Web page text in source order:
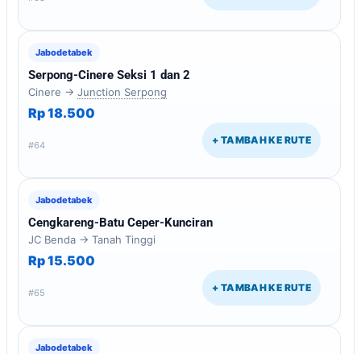
Jabodetabek
Serpong-Cinere Seksi 1 dan 2
Cinere → Junction Serpong
Rp 18.500
#64 + TAMBAH KE RUTE
Jabodetabek
Cengkareng-Batu Ceper-Kunciran
JC Benda → Tanah Tinggi
Rp 15.500
#65 + TAMBAH KE RUTE
Jabodetabek